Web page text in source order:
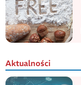
Aktualności